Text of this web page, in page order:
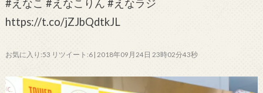
#えなこ #えなこりん #えなラジ
https://t.co/jZJbQdtkJL
お気に入り:53 リツイート:6 | 2018年09月24日 23時02分43秒